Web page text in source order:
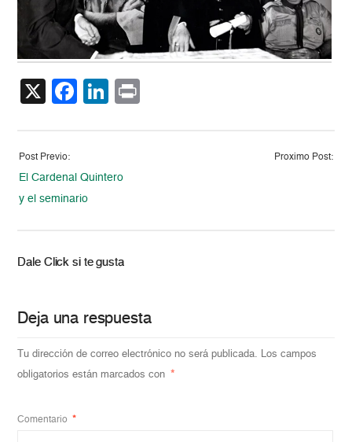
X Facebook
LinkedIn
Post Previo:
El Cardenal Quintero
y el seminario
Proximo Post:
Dale Click si te gusta
Deja una respuesta
Tu dirección de correo electrónico no será publicada. Los campos
obligatorios están marcados con *
Comentario *